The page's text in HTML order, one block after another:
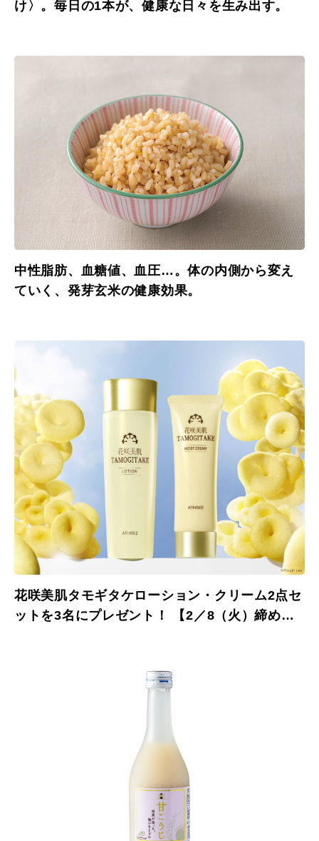
け〉。毎日の1本が、健康な日々を生み出す。
中性脂肪、血糖値、血圧…。体の内側から変え
ていく、発芽玄米の健康効果。
花咲美肌タモギタケローション・クリーム2点セ
ットを3名にプレゼント！ 【2／8（火）締め切